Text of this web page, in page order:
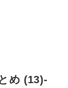
め (13)-